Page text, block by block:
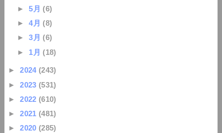
►5月 (6)
►4月 (8)
►3月 (6)
► 1月 (18)
►2024 (243)
►2023 (531)
►2022 (610)
►2021 (481)
►2020 (285)